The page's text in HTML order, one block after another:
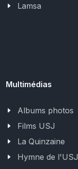
Lamsa
Multimédias
Albums photos
Films USJ
La Quinzaine
Hymne de l'USJ